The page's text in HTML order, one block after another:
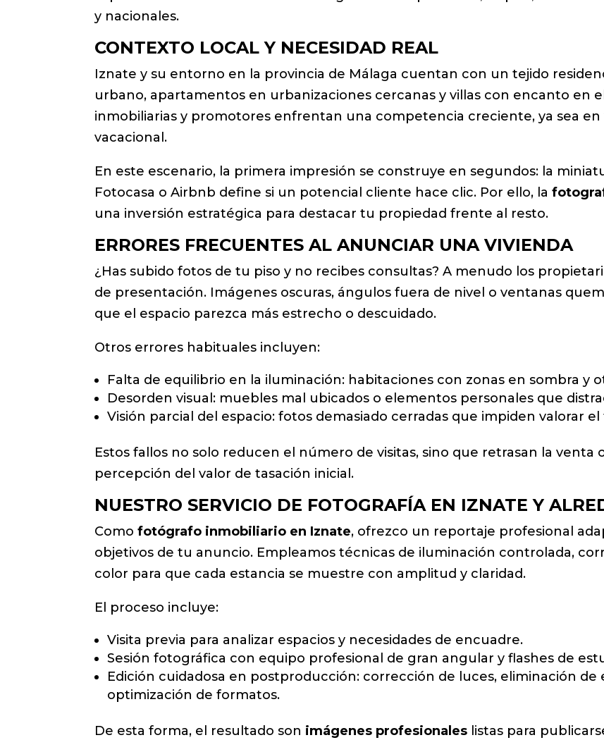
y nacionales.
CONTEXTO LOCAL Y NECESIDAD REAL
Iznate y su entorno en la provincia de Málaga cuentan con un tejido
urbano, apartamentos en urbanizaciones cercanas y villas con encanto en
inmobiliarias y promotores enfrentan una competencia creciente, ya sea
vacacional.
En este escenario, la primera impresión se construye en segundos: la
Fotocasa o Airbnb define si un potencial cliente hace clic. Por ello, la
una inversión estratégica para destacar tu propiedad frente al resto.
ERRORES FRECUENTES AL ANUNCIAR UNA VIVIENDA
¿Has subido fotos de tu piso y no recibes consultas? A menudo los
de presentación. Imágenes oscuras, ángulos fuera de nivel o ventanas
que el espacio parezca más estrecho o descuidado.
Otros errores habituales incluyen:
Falta de equilibrio en la iluminación: habitaciones con zonas en sombra y
Desorden visual: muebles mal ubicados o elementos personales que
Visión parcial del espacio: fotos demasiado cerradas que impiden valorar
Estos fallos no solo reducen el número de visitas, sino que retrasan la venta
percepción del valor de tasación inicial.
NUESTRO SERVICIO DE FOTOGRAFÍA EN IZNATE Y
Comofotógrafo inmobiliario en Iznate, ofrezco un reportaje profesional
objetivos de tu anuncio. Empleamos técnicas de iluminación controlada,
color para que cada estancia se muestre con amplitud y claridad.
El proceso incluye:
Visita previa para analizar espacios y necesidades de encuadre.
Sesión fotográfica con equipo profesional de gran angular y flashes de
Edición cuidadosa en postproducción: corrección de luces, eliminación
optimización de formatos.
De esta forma, el resultado son imágenes profesionales listas para